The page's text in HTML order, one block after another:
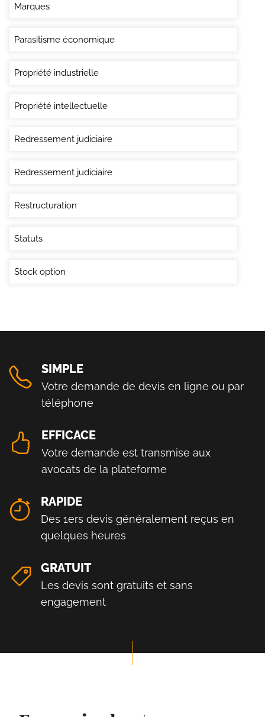
Marques
Parasitisme économique
Propriété industrielle
Propriété intellectuelle
Redressement judiciaire
Redressement judiciaire
Restructuration
Statuts
Stock option
SIMPLE
Votre demande de devis en ligne ou par
téléphone
EFFICACE
Votre demande est transmise aux
avocats de la plateforme
RAPIDE
Des 1ers devis généralement reçus en
quelques heures
GRATUIT
Les devis sont gratuits et sans
engagement